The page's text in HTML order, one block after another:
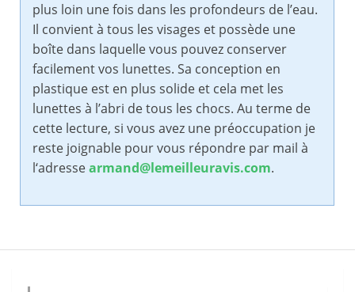
plus loin une fois dans les profondeurs de l’eau.
Il convient à tous les visages et possède une
boîte dans laquelle vous pouvez conserver
facilement vos lunettes. Sa conception en
plastique est en plus solide et cela met les
lunettes à l’abri de tous les chocs. Au terme de
cette lecture, si vous avez une préoccupation je
reste joignable pour vous répondre par mail à
l‘adressearmand@lemeilleuravis.com.